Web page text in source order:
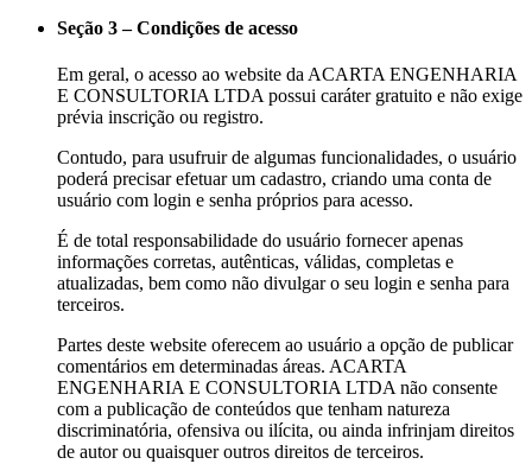
Seção 3 – Condições de acesso
Em geral, o acesso ao website da ACARTA ENGENHARIA
E CONSULTORIA LTDA possui caráter gratuito e não exige
prévia inscrição ou registro.
Contudo, para usufruir de algumas funcionalidades, o usuário
poderá precisar efetuar um cadastro, criando uma conta de
usuário com login e senha próprios para acesso.
É de total responsabilidade do usuário fornecer apenas
informações corretas, autênticas, válidas, completas e
atualizadas, bem como não divulgar o seu login e senha para
terceiros.
Partes deste website oferecem ao usuário a opção de publicar
comentários em determinadas áreas. ACARTA
ENGENHARIA E CONSULTORIA LTDA não consente
com a publicação de conteúdos que tenham natureza
discriminatória, ofensiva ou ilícita, ou ainda infrinjam direitos
de autor ou quaisquer outros direitos de terceiros.